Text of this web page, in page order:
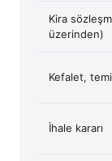
Kira
üzerinden)
Kefalet,
İhale kararı